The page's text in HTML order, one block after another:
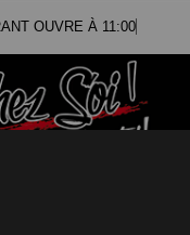
OUVRE À 11:00